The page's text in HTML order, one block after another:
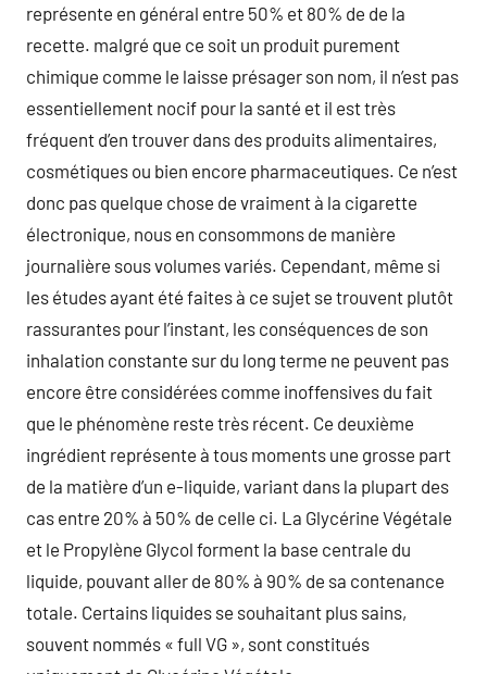
représente en général entre 50% et 80% de de la
recette. malgré que ce soit un produit purement
chimique comme le laisse présager son nom, il n’est pas
essentiellement nocif pour la santé et il est très
fréquent d’en trouver dans des produits alimentaires,
cosmétiques ou bien encore pharmaceutiques. Ce n’est
donc pas quelque chose de vraiment à la cigarette
électronique, nous en consommons de manière
journalière sous volumes variés. Cependant, même si
les études ayant été faites à ce sujet se trouvent plutôt
rassurantes pour l’instant, les conséquences de son
inhalation constante sur du long terme ne peuvent pas
encore être considérées comme inoffensives du fait
que le phénomène reste très récent. Ce deuxième
ingrédient représente à tous moments une grosse part
de la matière d’un e-liquide, variant dans la plupart des
cas entre 20% à 50% de celle ci. La Glycérine Végétale
et le Propylène Glycol forment la base centrale du
liquide, pouvant aller de 80% à 90% de sa contenance
totale. Certains liquides se souhaitant plus sains,
souvent nommés « full VG », sont constitués